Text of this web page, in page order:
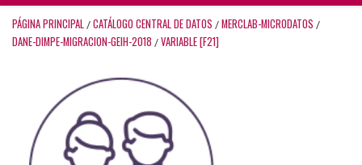
PÁGINA PRINCIPAL / CATÁLOGO CENTRAL DE DATOS / MERCLAB-MICRODATOS /
DANE-DIMPE-MIGRACION-GEIH-2018 / VARIABLE [F21]